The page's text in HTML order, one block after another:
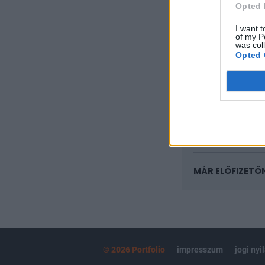
Opted
I want
of my
was
Opted
regisztrációhoz
Az előfizetés a
kötéslistái
MÁR
© 2026 Portfolio impresszum jogi